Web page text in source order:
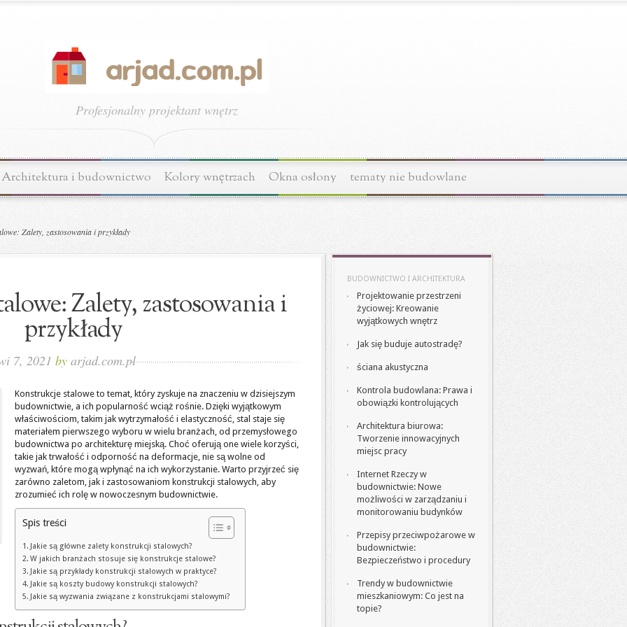
Profesjonalny projektant wnętrz
Architektura i budownictwo Kolory wnętrzach Okna osłony tematy nie budowlane
Zalety, zastosowania i przykłady
Zalety, zastosowania i
przykłady
7, 2021 by arjad.com.pl
Konstrukcje stalowe to temat, który zyskuje na znaczeniu w dzisiejszym
budownictwie, a ich popularność wciąż rośnie. Dzięki wyjątkowym
właściwościom, takim jak wytrzymałość i elastyczność, stal staje się
materiałem pierwszego wyboru w wielu branżach, od przemysłowego
budownictwa po architekturę miejską. Choć oferują one wiele korzyści,
takie jak trwałość i odporność na deformacje, nie są wolne od
wyzwań, które mogą wpłynąć na ich wykorzystanie. Warto przyjrzeć się
zarówno zaletom, jak i zastosowaniom konstrukcji stalowych, aby
zrozumieć ich rolę w nowoczesnym budownictwie.
Spis treści
Jakie są główne zalety konstrukcji stalowych?
W jakich branżach stosuje się konstrukcje stalowe?
Jakie są przykłady konstrukcji stalowych w praktyce?
Jakie są koszty budowy konstrukcji stalowych?
Jakie są wyzwania związane z konstrukcjami stalowymi?
BUDOWNICTWO I ARCHITEKTURA
Projektowanie przestrzeni
życiowej: Kreowanie
wyjątkowych wnętrz
Jak się buduje autostradę?
ściana akustyczna
Kontrola budowlana: Prawa i
obowiązki kontrolujących
Architektura biurowa:
Tworzenie innowacyjnych
miejsc pracy
Internet Rzeczy w
budownictwie: Nowe
możliwości w zarządzaniu i
monitorowaniu budynków
Przepisy przeciwpożarowe w
budownictwie:
Bezpieczeństwo i procedury
Trendy w budownictwie
mieszkaniowym: Co jest na
topie?